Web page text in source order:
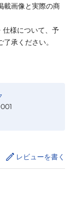
載画像と実際の商
様について、予
承ください。
レビューを書く